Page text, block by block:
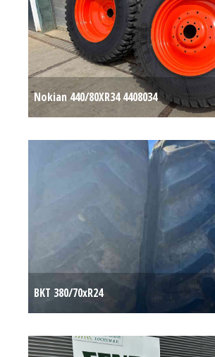
Nokian 440/80XR34 4408034
BKT 380/70xR24